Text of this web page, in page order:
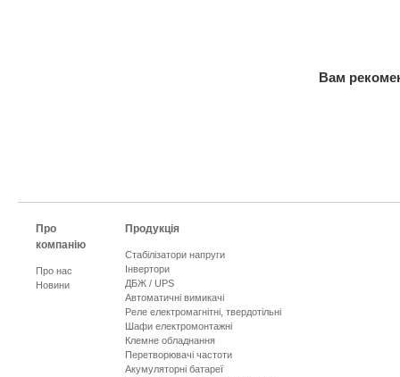
Вам
Про
компанію
Про нас
Новини
Продукція
Стабілізатори напруги
Інвертори
ДБЖ / UPS
Автоматичні вимикачі
Реле електромагнітні, твердотільні
Шафи електромонтажні
Клемне обладнання
Перетворювачі частоти
Акумуляторні батареї